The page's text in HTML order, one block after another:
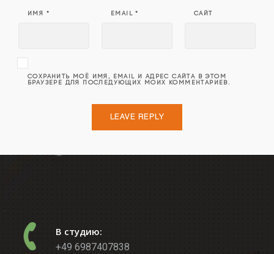
ИМЯ * EMAIL* САЙТ
СОХРАНИТЬ МОЁ ИМЯ, EMAIL И АДРЕС САЙТА В ЭТОМ
БРАУЗЕРЕ ДЛЯ ПОСЛЕДУЮЩИХ МОИХ КОММЕНТАРИЕВ.
В студию:
+49 6987407838